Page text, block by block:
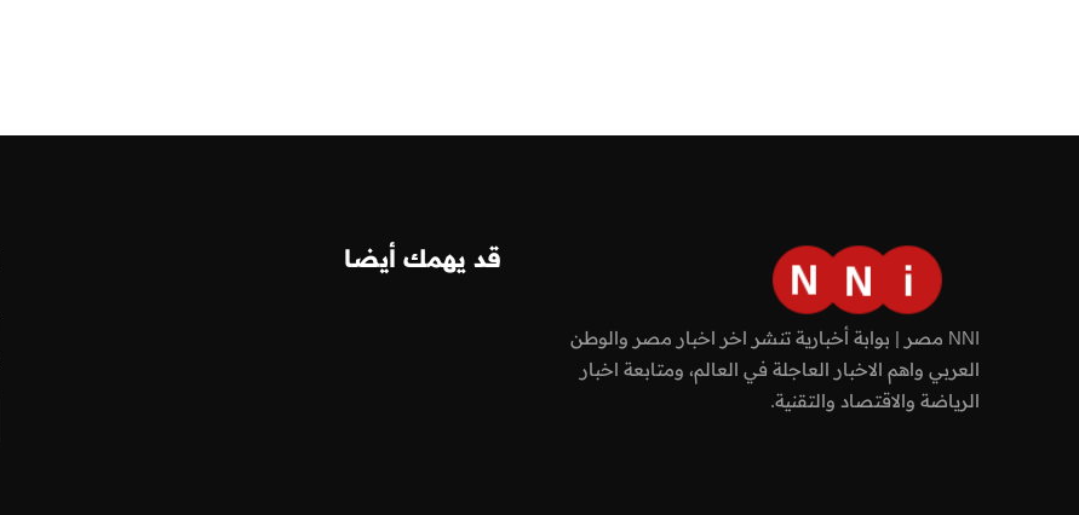
NNI مصر | بوابة أخبارية تنشر اخر اخبار مصر والوطن
العربي واهم الاخبار العاجلة في العالم، ومتابعة اخبار
الرياضة والاقتصاد والتقنية.
قد يهمك أيضا